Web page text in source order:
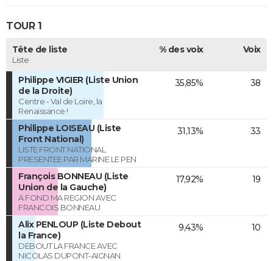
TOUR 1
Tête de liste
Liste
% des voix Voix
Philippe VIGIER (Liste Union
de la Droite)
Centre - Val de Loire, la
Renaissance !
35,85% 38
Philippe LOISEAU (Liste
Front National)
LISTE FRONT NATIONAL
PRESENTEE PAR MARINE LE PEN
31,13% 33
François BONNEAU (Liste
Union de la Gauche)
A FOND MA REGION AVEC
FRANCOIS BONNEAU
17,92% 19
Alix PENLOUP (Liste Debout
la France)
DEBOUT LA FRANCE AVEC
NICOLAS DUPONT-AIGNAN
9,43% 10